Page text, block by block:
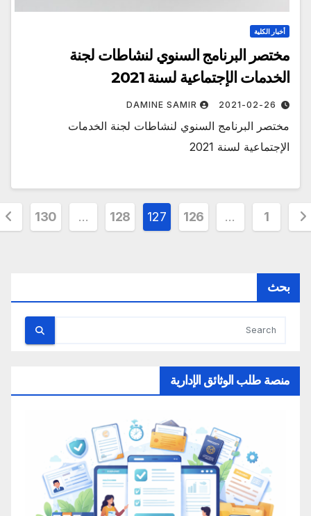
أخبار الكلية
مختصر البرنامج السنوي لنشاطات لجنة
الخدمات الإجتماعية لسنة 2021
2021-02-26
DAMINE SAMIR
مختصر البرنامج السنوي لنشاطات لجنة الخدمات
الإجتماعية لسنة 2021
126
127
128
…
130
بحث
منصة طلب الوثائق الإدارية